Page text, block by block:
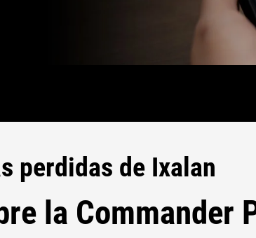
perdidas de Ixalan
la Commander